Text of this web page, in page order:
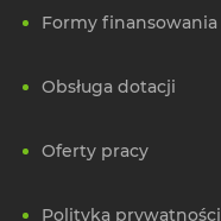
Formy finansowania
Obsługa dotacji
Oferty pracy
Polityka prywatności